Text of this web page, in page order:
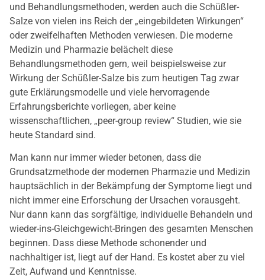
und Behandlungsmethoden, werden auch die Schüßler-
Salze von vielen ins Reich der „eingebildeten Wirkungen“
oder zweifelhaften Methoden verwiesen. Die moderne
Medizin und Pharmazie belächelt diese
Behandlungsmethoden gern, weil beispielsweise zur
Wirkung der Schüßler-Salze bis zum heutigen Tag zwar
gute Erklärungsmodelle und viele hervorragende
Erfahrungsberichte vorliegen, aber keine
wissenschaftlichen, „peer-group review“ Studien, wie sie
heute Standard sind.
Man kann nur immer wieder betonen, dass die
Grundsatzmethode der modernen Pharmazie und Medizin
hauptsächlich in der Bekämpfung der Symptome liegt und
nicht immer eine Erforschung der Ursachen vorausgeht.
Nur dann kann das sorgfältige, individuelle Behandeln und
wieder-ins-Gleichgewicht-Bringen des gesamten Menschen
beginnen. Dass diese Methode schonender und
nachhaltiger ist, liegt auf der Hand. Es kostet aber zu viel
Zeit, Aufwand und Kenntnisse.